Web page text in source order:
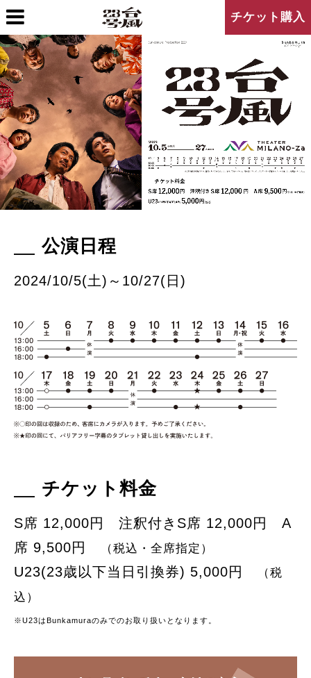
チケット購入
公演日程
2024/10/5(土)～10/27(日)
チケット料金
S席 12,000円 注釈付きS席 12,000円 A
席 9,500円
（税込・全席指定）
U23(23歳以下当日引換券) 5,000円
（税
込）
※U23はBunkamuraのみでのお取り扱いとなります。